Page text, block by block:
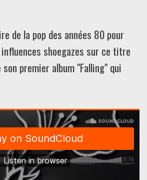
de la pop des années 80 pour
shoegazes sur ce titre
premier album "Falling" qui